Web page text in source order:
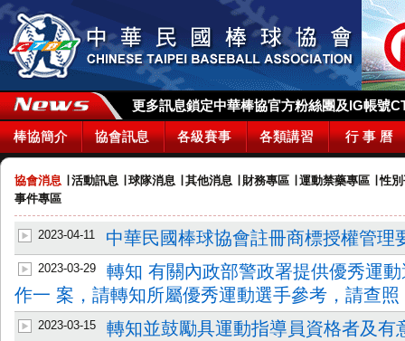
更多訊息鎖定中華棒協官方粉絲團及IG帳號
棒協簡介 協會訊息 各級賽事 各類講習 行 事 曆
協會消息 活動訊息 球隊消息 其他消息 財務專區 運動禁藥專區 ∣性
事件專區
2023-04-11 中華民國棒球協會註冊商標授權管理
2023-03-29
轉知 有關內政部警政署提供優秀運
作一 案，請轉知所屬優秀運動選手參考，請查照
2023-03-15
轉知並鼓勵具運動指導員資格者及有